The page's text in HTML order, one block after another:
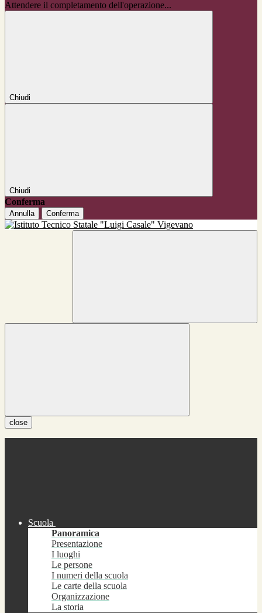
Attendere il completamento dell'operazione...
Chiudi
Chiudi
Conferma
Annulla Conferma
close
Scuola
Panoramica
Presentazione
I luoghi
Le persone
I numeri della scuola
Le carte della scuola
Organizzazione
La storia